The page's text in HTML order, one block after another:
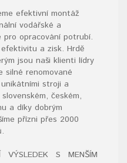
efektivní montáž
vodářské a
pro opracování potrubí.
a zisk. Hrdě
jsou naši klienti lídry
silné renomované
stroji a
českém,
a díky dobrým
přízni přes 2000
S MENŠÍM